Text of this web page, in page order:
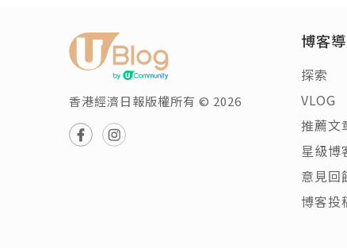
香港經濟日報版權所有 © 2026
博客
探索
VLOG
推薦文
星級博
意見回
博客投